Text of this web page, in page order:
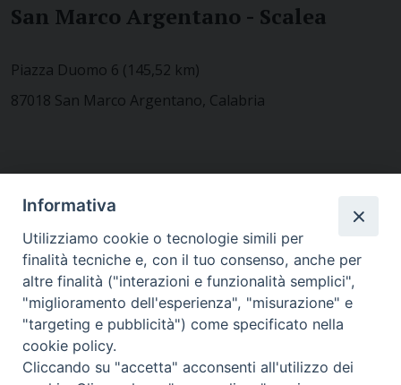
San Marco Argentano - Scalea
Piazza Duomo 6 (145,52 km)
87018 San Marco Argentano, Calabria
MODULISTICA
WEBMAIL
Informativa
Utilizziamo cookie o tecnologie simili per
finalità tecniche e, con il tuo consenso, anche per
altre finalità ("interazioni e funzionalità semplici",
"miglioramento dell'esperienza", "misurazione" e
"targeting e pubblicità") come specificato nella
cookie policy.
Cliccando su "accetta" acconsenti all'utilizzo dei